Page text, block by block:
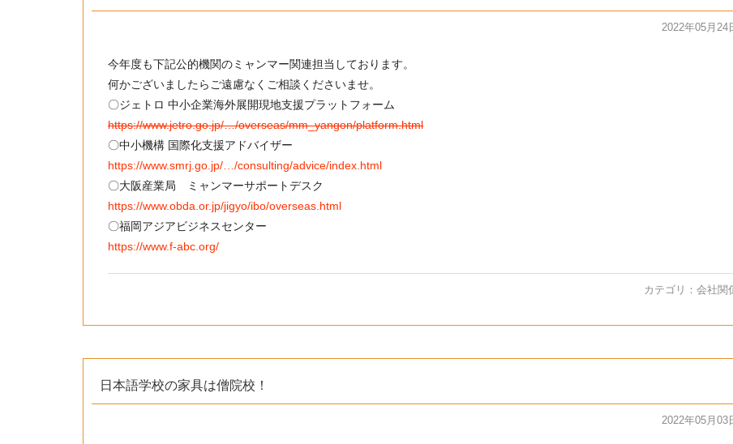
2022年05月24
今年度も下記公的機関のミャンマー関連担当しております。
何かございましたらご遠慮なくご相談くださいませ。
〇ジェトロ 中小企業海外展開現地支援プラットフォーム
https://www.jetro.go.jp/…/overseas/mm_yangon/platform.html
〇中小機構 国際化支援アドバイザー
https://www.smrj.go.jp/…/consulting/advice/index.html
〇大阪産業局 ミャンマーサポートデスク
https://www.obda.or.jp/jigyo/ibo/overseas.html
〇福岡アジアビジネスセンター
https://www.f-abc.org/
カテゴリ： 会社関
日本語学校の家具は僧院校！
2022年05月03